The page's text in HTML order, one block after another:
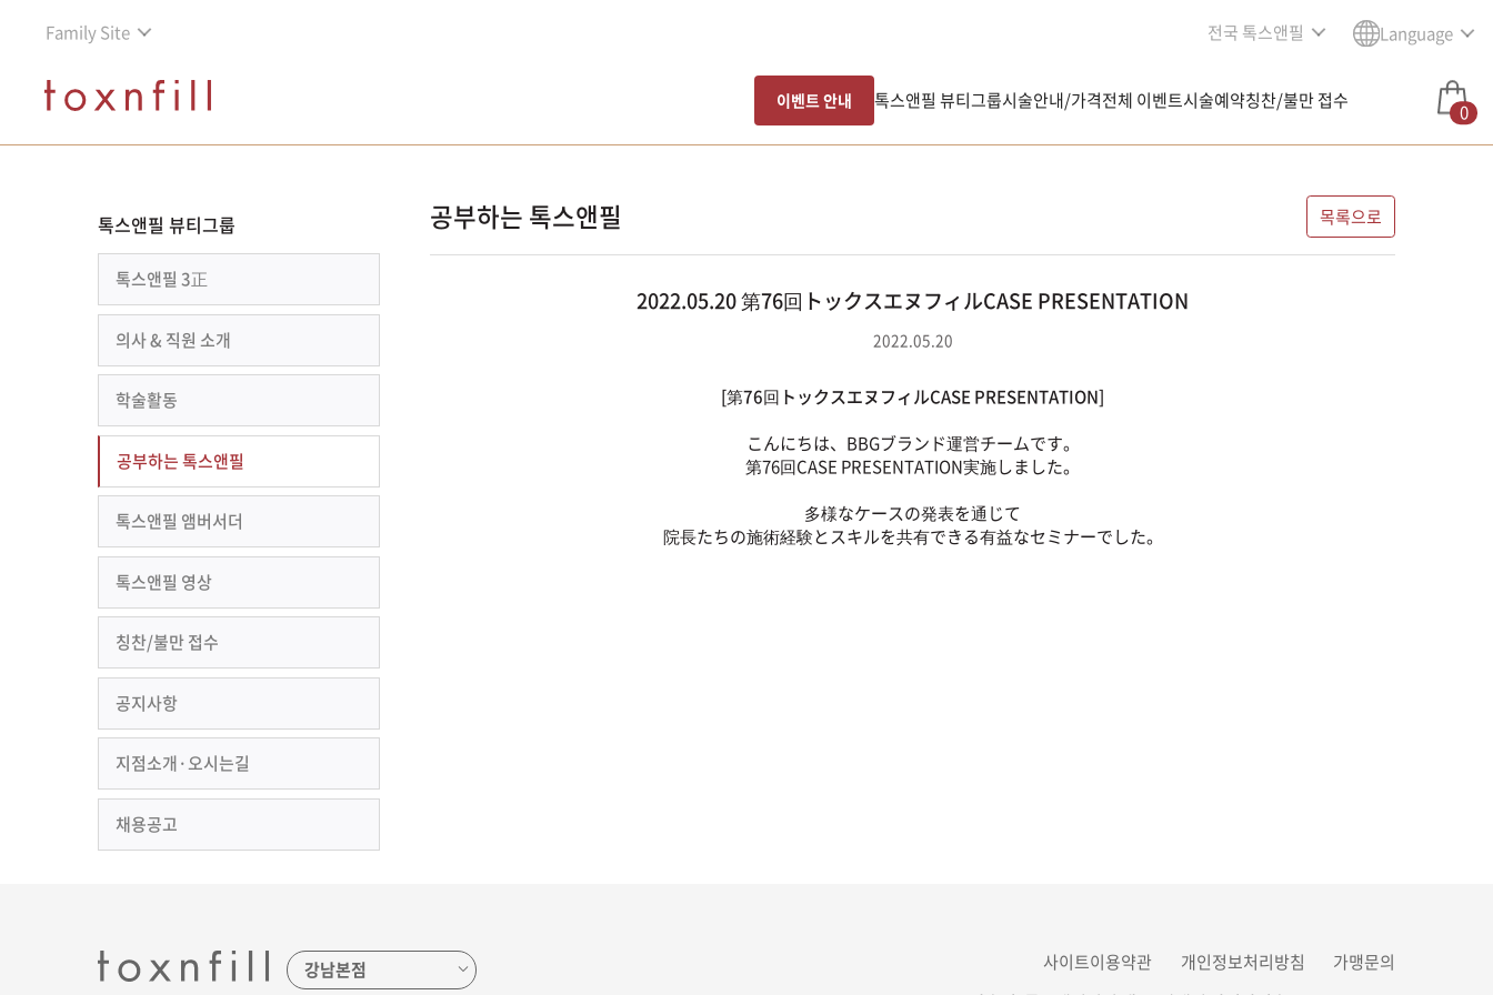
Family Site 전국 톡스앤필 Language
이벤트 안내 톡스앤필 뷰티그룹시술안내/가격전체 이벤트시술예약칭찬/불만 접수 0
톡스앤필 뷰티그룹
톡스앤필 3正
의사 & 직원 소개
학술활동
공부하는 톡스앤필
톡스앤필 앰버서더
톡스앤필 영상
칭찬/불만 접수
공지사항
지점소개·오시는길
채용공고
공부하는 톡스앤필 목록으로
2022.05.20 第76回トックスエヌフィルCASE PRESENTATION
2022.05.20
[第76回トックスエヌフィルCASE PRESENTATION]
こんにちは、BBGブランド運営チームです。
第76回CASE PRESENTATION実施しました。
多様なケースの発表を通じて
院長たちの施術経験とスキルを共有できる有益なセミナーでした。
사이트이용약관 개인정보처리방침
가맹문의